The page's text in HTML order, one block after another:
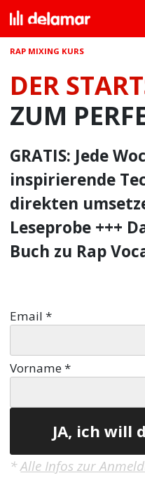
RAP MIXING KURS
DER
ZUM
GRATIS: Jede
inspirierende
direkten
Leseprobe +++
Buch zu Rap
Email*
Vorname*
*Alle Infos zur